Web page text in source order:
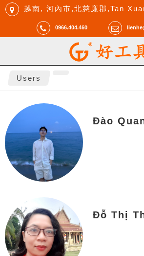
越南, 河內市,北慈廉郡,Tan
0966.404.460
Users
Đào
Đỗ Thị